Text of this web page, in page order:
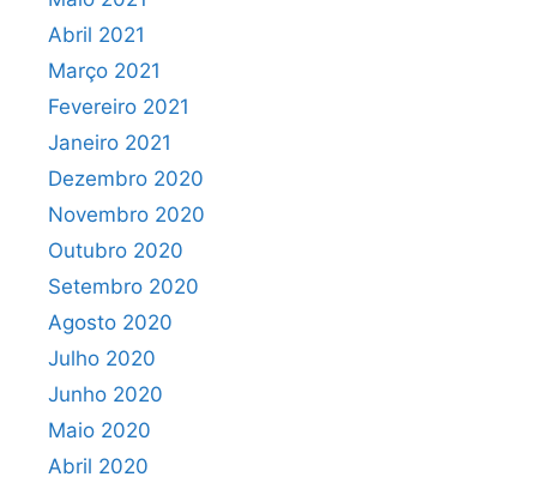
Abril 2021
Março 2021
Fevereiro 2021
Janeiro 2021
Dezembro 2020
Novembro 2020
Outubro 2020
Setembro 2020
Agosto 2020
Julho 2020
Junho 2020
Maio 2020
Abril 2020